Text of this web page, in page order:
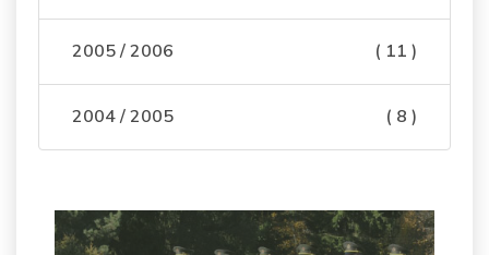
2005 / 2006 ( 11 )
2004 / 2005 ( 8 )